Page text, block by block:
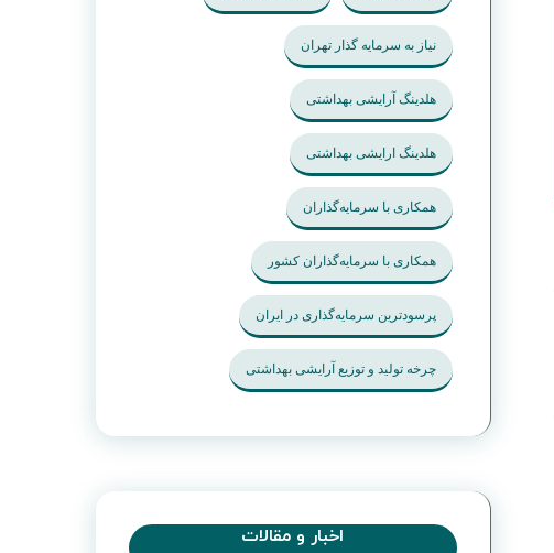
نیاز به سرمایه گذار تهران
هلدینگ آرایشی بهداشتی
هلدینگ ارایشی بهداشتی
همکاری با سرمایه‌گذاران
همکاری با سرمایه‌گذاران کشور
پرسودترین سرمایه‌گذاری در ایران
چرخه تولید و توزیع آرایشی بهداشتی
اخبار و مقالات